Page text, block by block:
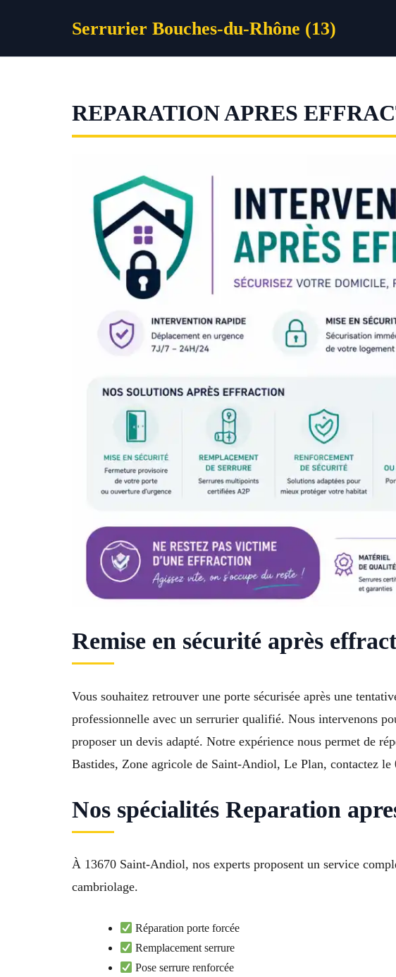
Serrurier Bouches-du-Rhône (13)
REPARATION APRES
Remise en sécurité après
Vous souhaitez retrouver une porte sécurisée après une
professionnelle avec un serrurier qualifié. Nous intervenons
proposer un devis adapté. Notre expérience nous permet de
Bastides, Zone agricole de Saint-Andiol, Le Plan, contactez
Nos spécialités Reparation
À 13670 Saint-Andiol, nos experts proposent un service
cambriolage.
Réparation porte forcée
Remplacement serrure
Pose serrure renforcée